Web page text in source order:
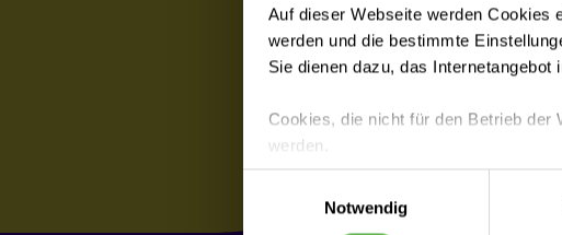
Auf dieser Webseite werden Cookies
werden und die bestimmte
Sie dienen dazu, das
Cookies, die nicht für den Betrieb der
werden.
Es steht Ihnen frei, unsere Seite mit
nicht notwendigen Cookies zu treffen
Notwendig